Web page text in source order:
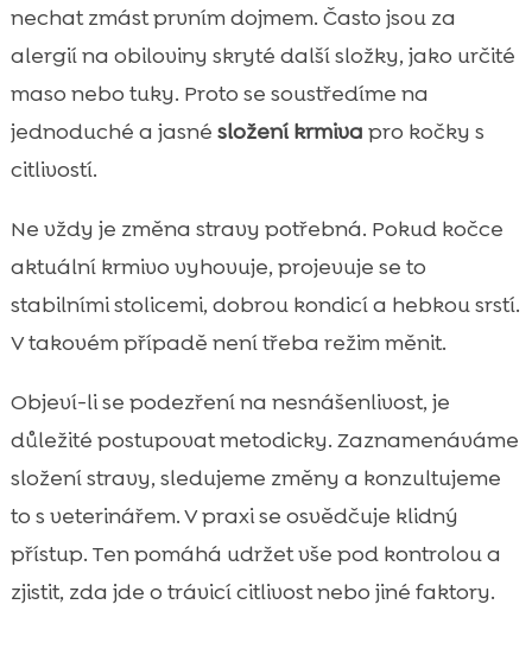
nechat zmást prvním dojmem. Často jsou za
alergií na obiloviny skryté další složky, jako určité
maso nebo tuky. Proto se soustředíme na
jednoduché a jasné složení krmiva pro kočky s
citlivostí.
Ne vždy je změna stravy potřebná. Pokud kočce
aktuální krmivo vyhovuje, projevuje se to
stabilními stolicemi, dobrou kondicí a hebkou srstí.
V takovém případě není třeba režim měnit.
Objeví-li se podezření na nesnášenlivost, je
důležité postupovat metodicky. Zaznamenáváme
složení stravy, sledujeme změny a konzultujeme
to s veterinářem. V praxi se osvědčuje klidný
přístup. Ten pomáhá udržet vše pod kontrolou a
zjistit, zda jde o trávicí citlivost nebo jiné faktory.